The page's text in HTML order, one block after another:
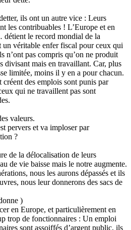
ils ont un autre vice : Leurs
les contribuables ! L’Europe et en
le record mondial de la
un véritable enfer fiscal pour ceux qui
n’ont pas compris qu’on ne produit
divisant mais en travaillant. Car, plus
limitée, moins il y en a pour chacun.
des emplois sont punis par
qui ne travaillent pas sont
valeurs.
pervers et va imploser par
?
de la délocalisation de leurs
de vie baisse mais le notre augmente.
nous les aurons dépassés et ils
nous leur donnerons des sacs de
)
en Europe, et particulièrement en
trop de fonctionnaires : Un emploi
sont assoiffés d’argent public, ils